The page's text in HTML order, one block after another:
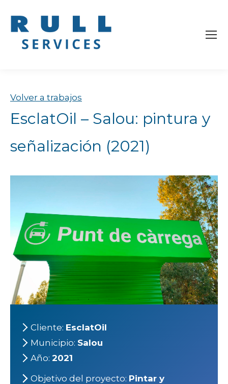
Volver a trabajos
EsclatOil – Salou: pintura y
señalización (2021)
Cliente: EsclatOil
Municipio: Salou
Año: 2021
Objetivo del proyecto: Pintar y